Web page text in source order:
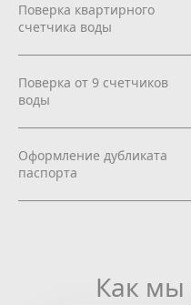
Поверка квартирного
счетчика воды
Поверка от 9 счетчиков
воды
Оформление дубликата
паспорта
Как мы